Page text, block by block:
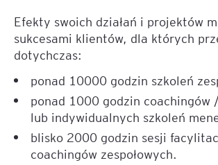
Efekty swoich działań i projektów
sukcesami klientów, dla których
dotychczas:
ponad 10000 godzin szkoleń
ponad 1000 godzin coachingów
lub indywidualnych szkoleń
blisko 2000 godzin sesji
coachingów zespołowych.